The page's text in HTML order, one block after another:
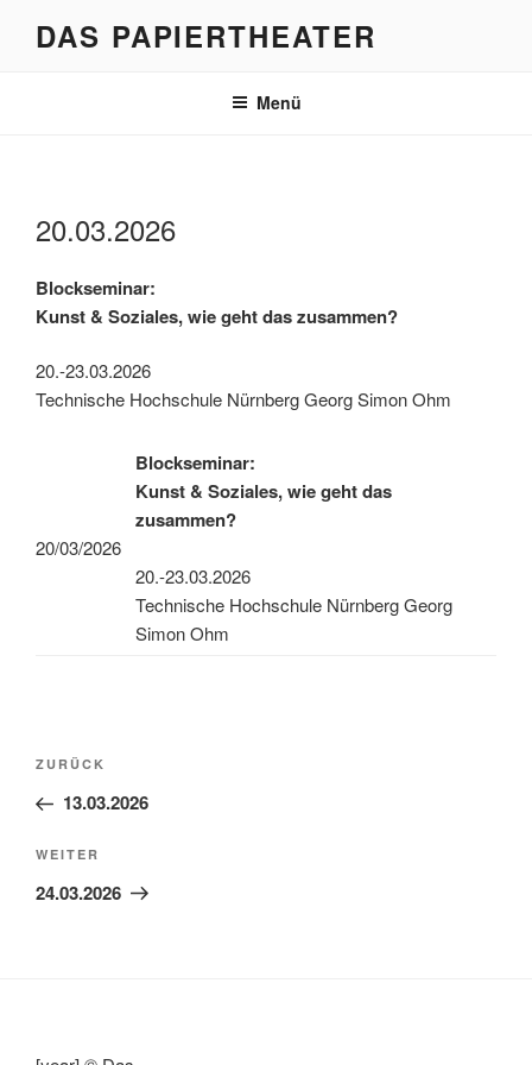
DAS PAPIERTHEATER
Menü
20.03.2026
Blockseminar:
Kunst & Soziales, wie geht das zusammen?
20.-23.03.2026
Technische Hochschule Nürnberg Georg Simon Ohm
20/03/2026
Blockseminar:
Kunst & Soziales, wie geht das
zusammen?
20.-23.03.2026
Technische Hochschule Nürnberg Georg
Simon Ohm
Beitragsnavigation
Vorheriger
Beitrag
ZURÜCK
13.03.2026
Nächster
Beitrag
WEITER
24.03.2026